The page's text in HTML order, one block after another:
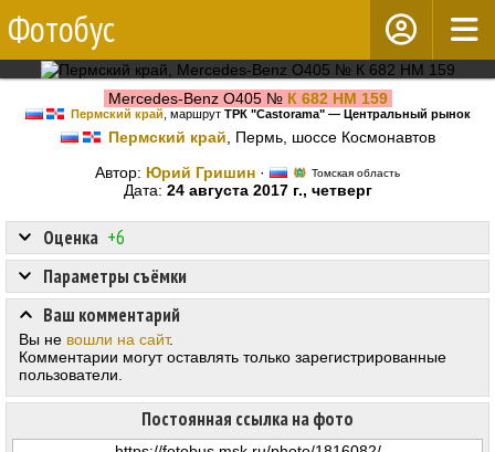
Фотобус
Mercedes-Benz O405 № К 682 НМ 159
Пермский край , маршрут ТРК "Castorama" — Центральный рынок
Пермский край , Пермь, шоссе Космонавтов
Автор: Юрий Гришин · Томская область
Дата: 24 августа 2017 г., четверг
Оценка +6
Постоянная ссылка на фото
Параметры съёмки
Ваш комментарий
Вы не вошли на сайт.
Комментарии могут оставлять только зарегистрированные
пользователи.